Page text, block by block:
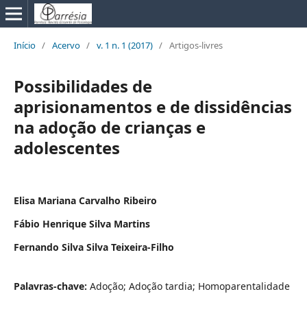
Início / Acervo / v. 1 n. 1 (2017) / Artigos-livres
Possibilidades de
aprisionamentos e de dissidências
na adoção de crianças e
adolescentes
Elisa Mariana Carvalho Ribeiro
Fábio Henrique Silva Martins
Fernando Silva Silva Teixeira-Filho
Palavras-chave: Adoção; Adoção tardia; Homoparentalidade